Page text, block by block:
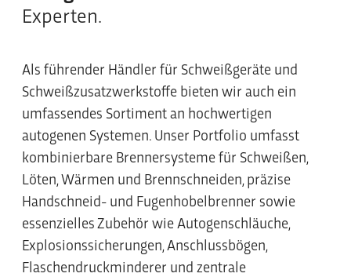
Experten.
Als führender Händler für Schweißgeräte und
Schweißzusatzwerkstoffe bieten wir auch ein
umfassendes Sortiment an hochwertigen
autogenen Systemen. Unser Portfolio umfasst
kombinierbare Brennersysteme für Schweißen,
Löten, Wärmen und Brennschneiden, präzise
Handschneid- und Fugenhobelbrenner sowie
essenzielles Zubehör wie Autogenschläuche,
Explosionssicherungen, Anschlussbögen,
Flaschendruckminderer und zentrale